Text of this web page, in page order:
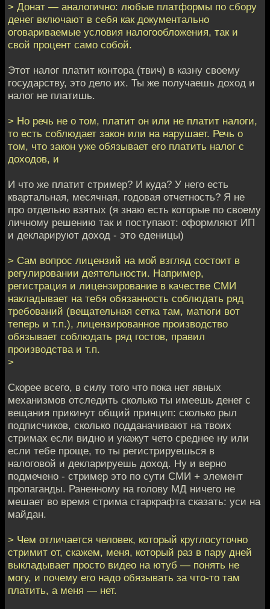
> Донат — аналогично: любые платформы по сбору
денег включают в себя как документально
оговариваемые условия налогообложения, так и
свой процент само собой.
Этот налог платит контора (твич) в казну своему
государству, это дело их. Ты же получаешь доход и
налог не платишь.
> Но речь не о том, платит он или не платит налоги,
то есть соблюдает закон или на нарушает. Речь о
том, что закон уже обязывает его платить налог с
доходов, и
И что же платит стример? И куда? У него есть
квартальная, месячная, годовая отчетность? Я не
про отдельно взятых (я знаю есть которые по своему
личному решению так и поступают: оформляют ИП
и декларируют доход - это еденицы)
> Сам вопрос лицензий на мой взгляд состоит в
регулировании деятельности. Например,
регистрация и лицензирование в качестве СМИ
накладывает на тебя обязанность соблюдать ряд
требований (вещательная сетка там, матюги вот
теперь и т.п.), лицензированное производство
обязывает соблюдать ряд гостов, правил
производства и т.п.
>
Скорее всего, в силу того что пока нет явных
механизмов отследить сколько ты имеешь денег с
вещания прикинут общий принцип: сколько рыл
подписчиков, сколько подданачивают на твоих
стримах если видно и укажут чето среднее ну или
если тебе проще, то ты регистрируешься в
налоговой и декларируешь доход. Ну и верно
подмечено - стример это по сути СМИ + элемент
пропаганды. Раненному на голову МД ничего не
мешает во время стрима старкрафта сказать: уси на
майдан.
> Чем отличается человек, который круглосуточно
стримит от, скажем, меня, который раз в пару дней
выкладывает просто видео на ютуб — понять не
могу, и почему его надо обязывать за что-то там
платить, а меня — нет.